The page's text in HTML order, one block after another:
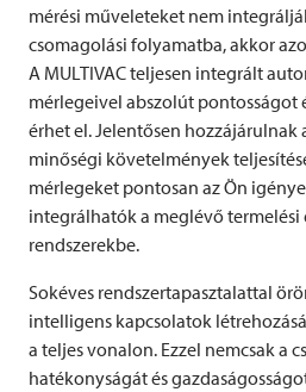
mérési műveleteket nem
csomagolási folyamatba, akkor
A MULTIVACteljesen integrált
mérlegeivel abszolút pontosságot
érhet el. Jelentősen hozzájárulnak
minőségi követelmények
mérlegeket pontosan az Ön
integrálhatók a meglévő termelési
rendszerekbe.
Sokéves rendszertapasztalattal
intelligens kapcsolatok
a teljes vonalon. Ezzel nemcsak a
hatékonyságát és